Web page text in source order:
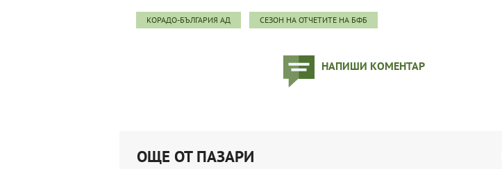
КОРАДО-БЪЛГАРИЯ АД СЕЗОН НА ОТЧЕТИТЕ НА БФБ
НАПИШИ КОМЕНТАР
ОЩЕ ОТ ПАЗАРИ